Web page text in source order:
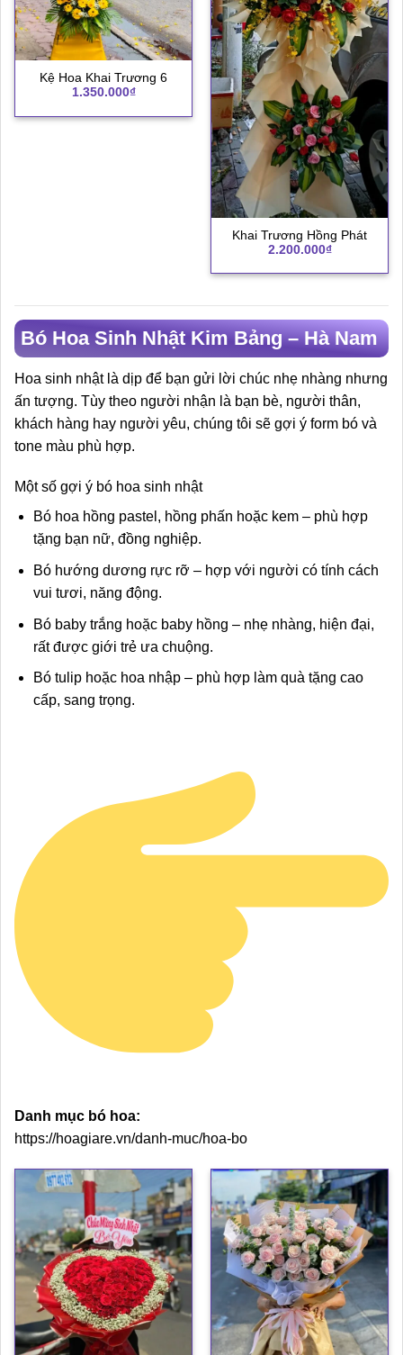
Kệ Hoa Khai Trương 6
1.350.000₫
Khai Trương Hồng Phát
2.200.000₫
Bó Hoa Sinh Nhật Kim Bảng – Hà Nam
Hoa sinh nhật là dịp để bạn gửi lời chúc nhẹ nhàng nhưng
ấn tượng. Tùy theo người nhận là bạn bè, người thân,
khách hàng hay người yêu, chúng tôi sẽ gợi ý form bó và
tone màu phù hợp.
Một số gợi ý bó hoa sinh nhật
Bó hoa hồng pastel, hồng phấn hoặc kem – phù hợp
tặng bạn nữ, đồng nghiệp.
Bó hướng dương rực rỡ – hợp với người có tính cách
vui tươi, năng động.
Bó baby trắng hoặc baby hồng – nhẹ nhàng, hiện đại,
rất được giới trẻ ưa chuộng.
Bó tulip hoặc hoa nhập – phù hợp làm quà tặng cao
cấp, sang trọng.
Danh mục bó hoa:
https://hoagiare.vn/danh-muc/hoa-bo